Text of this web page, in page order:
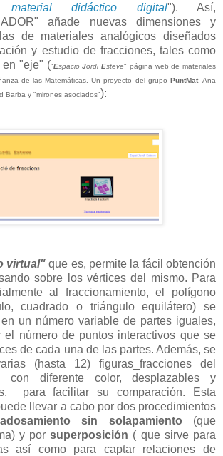
didáctico digital"). Así,
añade nuevas dimensiones y
de materiales analógicos diseñados
y estudio de fracciones, tales como
en "eje" ("EspacioJordiEsteve" página web de materiales
de las Matemáticas. Un proyecto del grupo PuntMat: Ana
Barba y "mirones asociados"):
virtual" que es, permite la fácil obtención
sobre los vértices del mismo. Para
al fraccionamiento, el polígono
cuadrado o triángulo equilátero) se
un número variable de partes iguales,
número de puntos interactivos que se
de cada una de las partes. Además, se
(hasta 12) figuras_fracciones del
con diferente color, desplazables y
para facilitar su comparación. Esta
llevar a cabo por dos procedimientos
adosamiento sin solapamiento (que
y porsuperposición ( que sirve para
así como para captar relaciones de